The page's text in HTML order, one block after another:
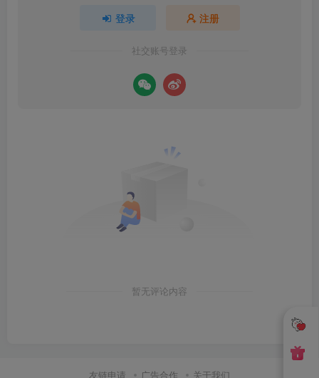
登录 注册
社交账号登录
暂无评论内容
友链申请 广告合作 关于我们